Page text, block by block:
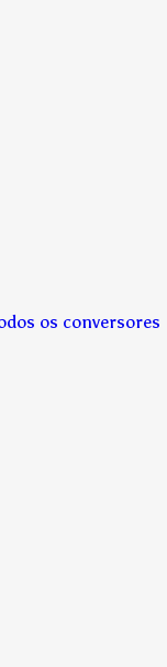
os conversores